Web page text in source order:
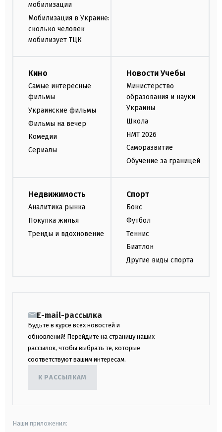
мобилизации
Мобилизация в Украине:
сколько человек
мобилизует ТЦК
Кино
Самые интересные
фильмы
Украинские фильмы
Фильмы на вечер
Комедии
Сериалы
Новости Учебы
Министерство
образования и науки
Украины
Школа
НМТ 2026
Саморазвитие
Обучение за границей
Недвижимость
Аналитика рынка
Покупка жилья
Тренды и вдохновение
Спорт
Бокс
Футбол
Теннис
Биатлон
Другие виды спорта
E-mail-рассылка
Будьте в курсе всех новостей и
обновлений! Перейдите на страницу наших
рассылок, чтобы выбрать те, которые
соответствуют вашим интересам.
К РАССЫЛКАМ
Наши приложения: